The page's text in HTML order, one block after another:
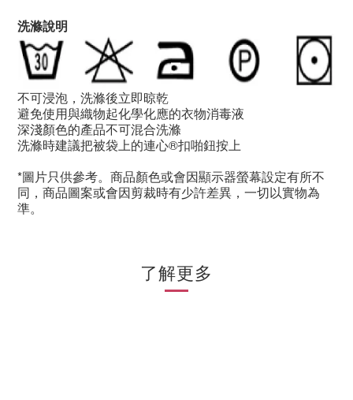
洗滌說明
不可浸泡，洗滌後立即晾乾
避免使用與織物起化學化應的衣物消毒液
深淺顏色的產品不可混合洗滌
洗滌時建議把被袋上的連心®扣啪鈕按上
*圖片只供參考。商品顏色或會因顯示器螢幕設定有所不
同，商品圖案或會因剪裁時有少許差異，一切以實物為
準。
了解更多